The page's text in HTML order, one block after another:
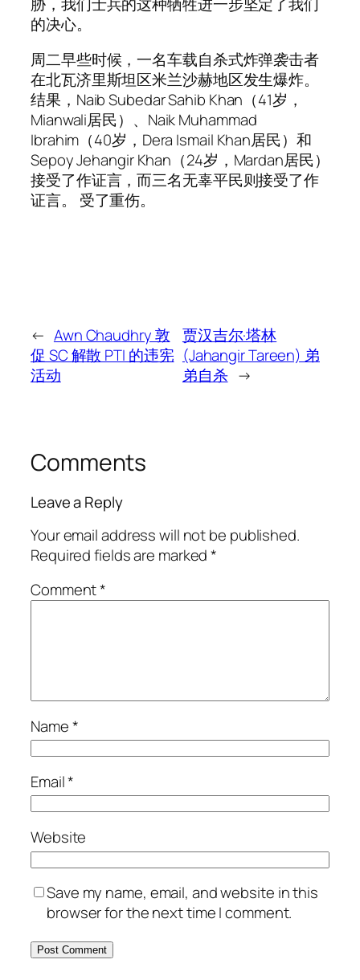
胁，我们士兵的这种牺牲进一步坚定了我们
的决心。
周二早些时候，一名车载自杀式炸弹袭击者
在北瓦济里斯坦区米兰沙赫地区发生爆炸。
结果，Naib Subedar Sahib Khan（41岁，
Mianwali居民）、Naik Muhammad
Ibrahim（40岁，Dera Ismail Khan居民）和
Sepoy Jehangir Khan（24岁，Mardan居民）
接受了作证言，而三名无辜平民则接受了作
证言。 受了重伤。
← Awn Chaudhry 敦
促 SC 解散 PTI 的违宪
活动
贾汉吉尔·塔林
(Jahangir Tareen) 弟
弟自杀 →
Comments
Leave a Reply
Your email address will not be published.
Required fields are marked*
Comment*
Name*
Email*
Website
Save my name, email, and website in this
browser for the next time I comment.